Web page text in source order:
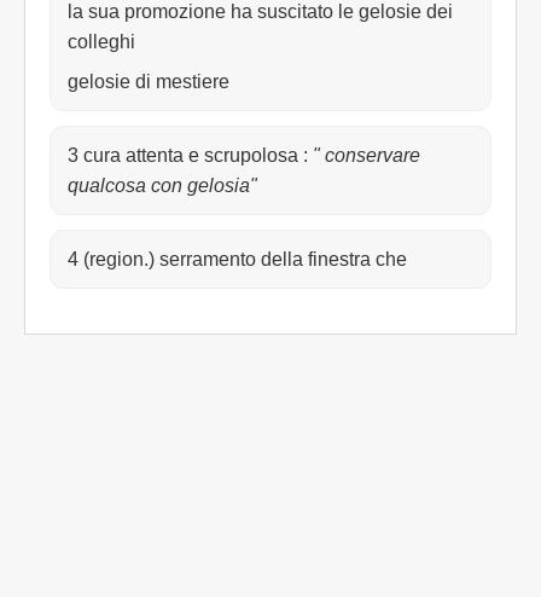
la sua promozione ha suscitato le gelosie dei
colleghi
gelosie di mestiere
3 cura attenta e scrupolosa : " conservare
qualcosa con gelosia"
4 (region.) serramento della finestra che